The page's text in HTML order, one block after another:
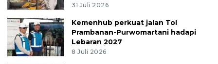
31 Juli 2026
Kemenhub perkuat jalan Tol
Prambanan-Purwomartani hadapi
Lebaran 2027
8 Juli 2026